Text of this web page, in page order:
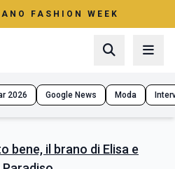
FASHION WEEK
2026 Google News Moda
bene, il brano di Elisa e